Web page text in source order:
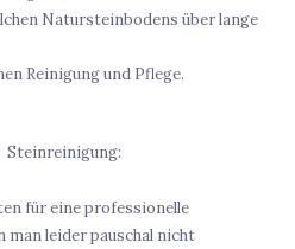
Natursteinbodens über lange
Reinigung und Pflege.
Steinreinigung:
für eine professionelle
man leider pauschal nicht